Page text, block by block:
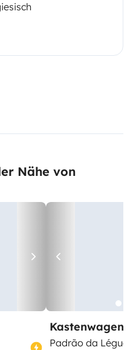
Nähe von
Kastenwagen
Padrão da Légua